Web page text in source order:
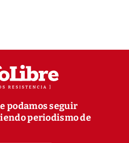
podamos seguir
periodismo de